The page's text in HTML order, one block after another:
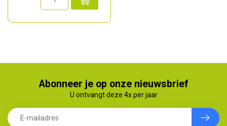
Abonneer je op onze nieuwsbrief
U ontvangt deze 4x per jaar